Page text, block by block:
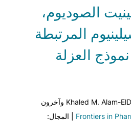
الصوديوم،
المرتبطة
العزلة
2026 | المؤلف: Khaled M. Alam-ElDein وآخرون
Frontiers in | المجال: